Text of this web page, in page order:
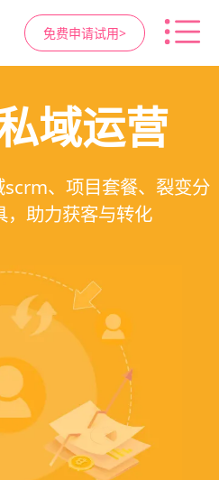
免费申请试用>
管理系统
、咨询、手术安排、会
核算全流程管理
调度管理
、手术室管理、智能预
安排医疗资源
价值挖掘
轨迹追踪、个性化方案
户长期价值挖掘
域运营
、项目套餐、裂变分
，助力获客与转化